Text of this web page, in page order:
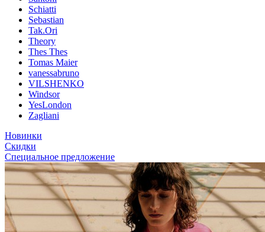
Schiatti
Sebastian
Tak.Ori
Theory
Thes Thes
Tomas Maier
vanessabruno
VILSHENKO
Windsor
YesLondon
Zagliani
Новинки
Скидки
Специальное предложение